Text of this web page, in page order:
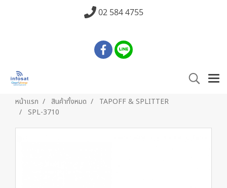
02 584 4755
หน้าแรก สินค้าทั้งหมด
TAPOFF & SPLITTER
SPL-3710